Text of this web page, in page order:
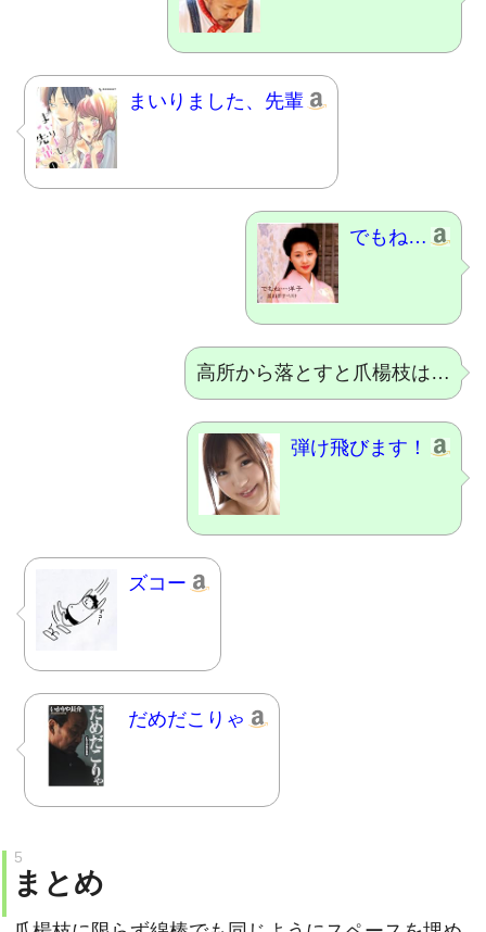
まいりました、先輩
でもね…
高所から落とすと爪楊枝は…
弾け飛びます！
ズコー
だめだこりゃ
まとめ
爪楊枝に限らず綿棒でも同じようにスペースを埋め